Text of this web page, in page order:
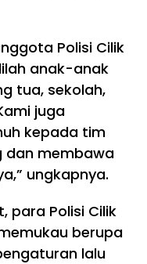
Polisi Cilik
anak-anak
tua, sekolah,
juga
kepada tim
dan membawa
ungkapnya.
para Polisi Cilik
berupa
lalu